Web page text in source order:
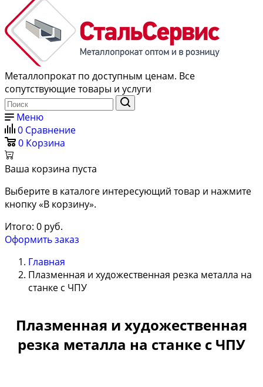
Металлопрокат по доступным ценам. Все
сопутствующие товары и услуги
Меню
0 Сравнение
0 Корзина
Ваша корзина пуста
Выберите в каталоге интересующий товар и нажмите
кнопку «В корзину».
Итого: 0 руб.
Оформить заказ
Главная
Плазменная и художественная резка металла на
станке с ЧПУ
Плазменная и художественная
резка металла на станке с ЧПУ